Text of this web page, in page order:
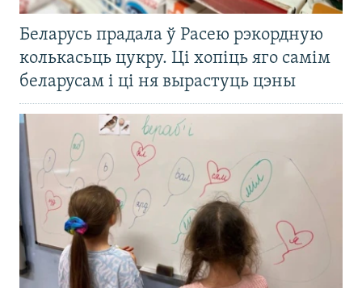
Беларусь прадала ў Расею рэкордную
колькасьць цукру. Ці хопіць яго самім
беларусам і ці ня вырастуць цэны